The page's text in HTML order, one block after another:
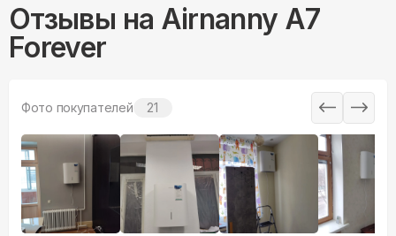
Отзывы на Airnanny A7
Forever
Фото покупателей 21